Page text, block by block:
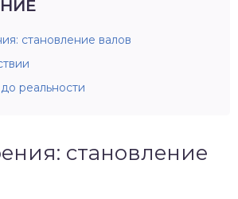
становление валов
реальности
становление